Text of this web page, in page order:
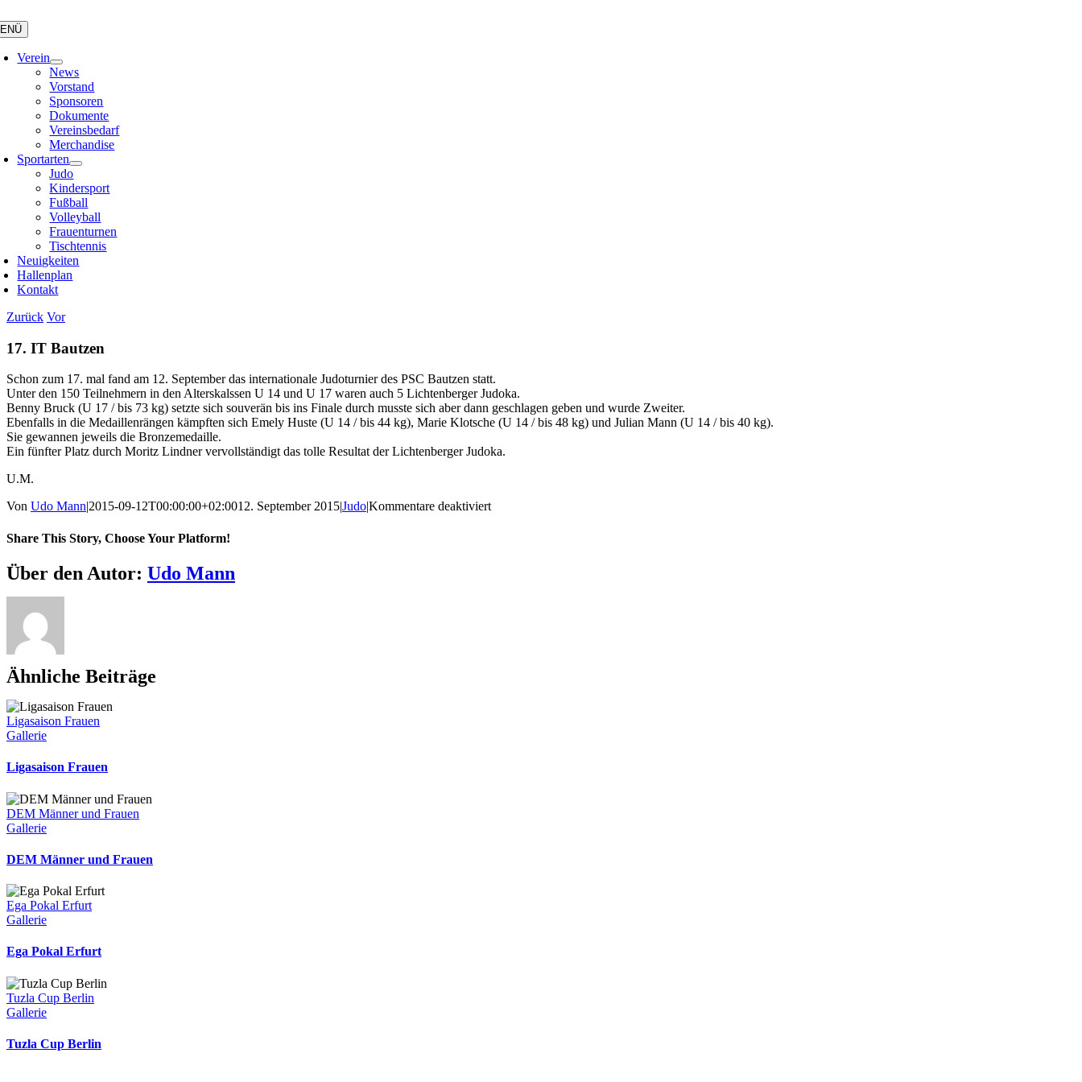
Inhalt
springen
Verein
News
Vorstand
Sponsoren
Dokumente
Vereinsbedarf
Merchandise
Sportarten
Judo
Kindersport
Fußball
Volleyball
Frauenturnen
Tischtennis
Neuigkeiten
Hallenplan
Kontakt
Zurück Vor
17. IT Bautzen
Schon zum 17. mal fand am 12. September das internationale Judoturnier des PSC Bautzen statt.
Unter den 150 Teilnehmern in den Alterskalssen U 14 und U 17 waren auch 5 Lichtenberger Judoka.
Benny Bruck (U 17 / bis 73 kg) setzte sich souverän bis ins Finale durch musste sich aber dann geschlagen geben und wurde Zweiter.
Ebenfalls in die Medaillenrängen kämpften sich Emely Huste (U 14 / bis 44 kg), Marie Klotsche (U 14 / bis 48 kg) und Julian Mann (U 14 / bis 40 kg).
Sie gewannen jeweils die Bronzemedaille.
Ein fünfter Platz durch Moritz Lindner vervollständigt das tolle Resultat der Lichtenberger Judoka.
U.M.
Von Udo Mann|2015-09-12T00:00:00+02:0012. September 2015|Judo|Kommentare deaktiviertfür
Share This Story, Choose Your Platform!
Facebook
X
Reddit
LinkedIn
WhatsApp
Telegram
Tumblr
Pinterest
Vk
Xing
E-
Mail
Über den Autor: Udo Mann
Ähnliche Beiträge
Ligasaison Frauen
Gallerie
Ligasaison Frauen
DEM Männer und Frauen
Gallerie
DEM Männer und Frauen
Ega Pokal Erfurt
Gallerie
Ega Pokal Erfurt
Tuzla Cup Berlin
Gallerie
Tuzla Cup Berlin